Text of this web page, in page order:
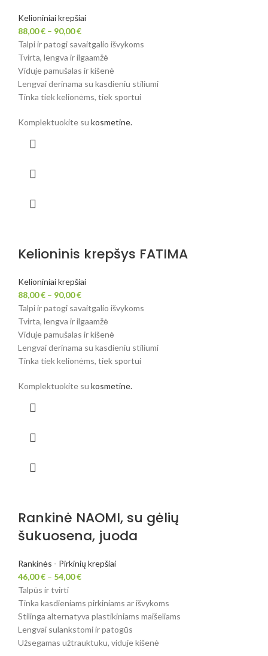
Kelioniniai krepšiai
88,00€ – 90,00€
Talpi ir patogi savaitgalio išvykoms
Tvirta, lengva ir ilgaamžė
Viduje pamušalas ir kišenė
Lengvai derinama su kasdieniu stiliumi
Tinka tiek kelionėms, tiek sportui
Komplektuokite su kosmetine.
Kelioninis krepšys FATIMA
Kelioniniai krepšiai
88,00€ – 90,00€
Talpi ir patogi savaitgalio išvykoms
Tvirta, lengva ir ilgaamžė
Viduje pamušalas ir kišenė
Lengvai derinama su kasdieniu stiliumi
Tinka tiek kelionėms, tiek sportui
Komplektuokite su kosmetine.
Rankinė NAOMI, su gėlių
šukuosena, juoda
Rankinės - Pirkinių krepšiai
46,00€ – 54,00€
Talpūs ir tvirti
Tinka kasdieniams pirkiniams ar išvykoms
Stilinga alternatyva plastikiniams maišeliams
Lengvai sulankstomi ir patogūs
Užsegamas užtrauktuku, viduje kišenė